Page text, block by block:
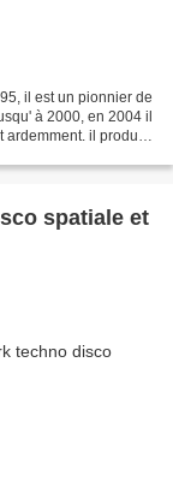
il est un pionnier de
à 2000, en 2004 il
il produit
spatiale et